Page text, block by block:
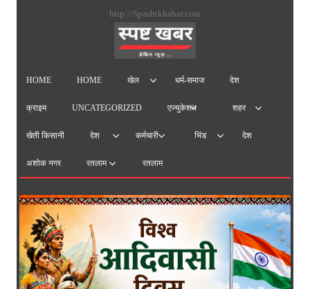
http://Spashtkhabar.com
HOME HOME खेल धर्म-समाज देश
क्राइम UNCATEGORIZED एज्युकेशन शहर
खेती किसानी देश कर्मचारी भिंड देश
अशोक नगर रतलाम रतलाम